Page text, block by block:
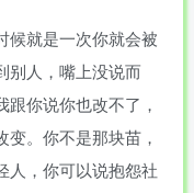
候就是一次你就会被
别人，嘴上没说而
你说你也改不了，
。你不是那块苗，
人，你可以说抱怨社